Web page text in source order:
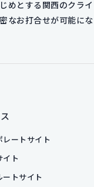
めとする関西のクラ
なお打合せが可能に
レートサイト
イト
ートサイト